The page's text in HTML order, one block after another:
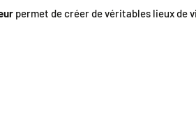
permet de créer de véritables lieux de